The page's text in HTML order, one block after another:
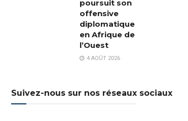
poursuit son
offensive
diplomatique
en Afrique de
l’Ouest
4 AOÛT 2026
Suivez-nous sur nos réseaux sociaux